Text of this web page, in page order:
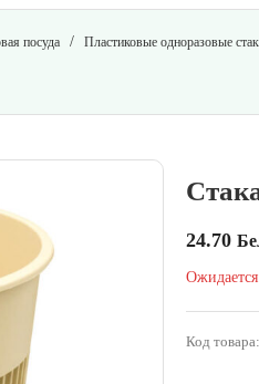
посуда / Пластиковые одноразовые
24.70
Код товара: